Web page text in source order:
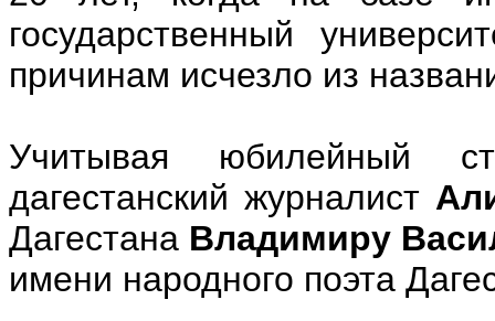
государственный
причинам исчезло из
Учитывая юбилейный
дагестанский журналист
Дагестана Владимиру
имени народного поэта